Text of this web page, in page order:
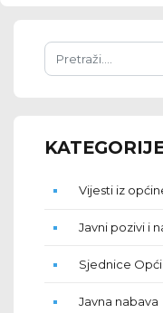
Vijesti iz
Javni pozivi i
Sjednice
Javna nabava